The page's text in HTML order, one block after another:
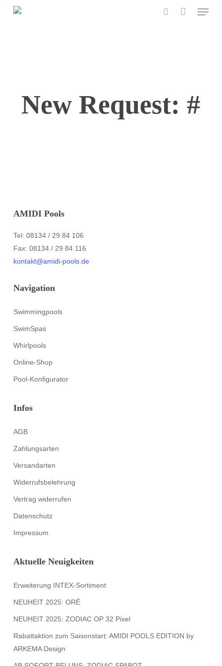
Menu
New Request: #
AMIDI Pools
Tel: 08134 / 29 84 106
Fax: 08134 / 29 84 116
kontakt@amidi-pools.de
Navigation
Swimmingpools
SwimSpas
Whirlpools
Online-Shop
Pool-Konfigurator
Infos
AGB
Zahlungsarten
Versandarten
Widerrufsbelehrung
Vertrag widerrufen
Datenschutz
Impressum
Aktuelle Neuigkeiten
Erweiterung INTEX-Sortiment
NEUHEIT 2025: ORÉ
NEUHEIT 2025: ZODIAC OP 32 Pixel
Rabattaktion zum Saisonstart: AMIDI POOLS EDITION by
ARKEMA Design